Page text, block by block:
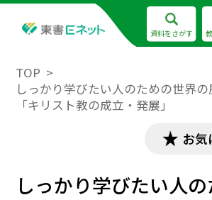
資料をさがす
TOP
しっかり学びたい人のための世界の
「キリスト教の成立・発展」
お
しっかり学びたい人